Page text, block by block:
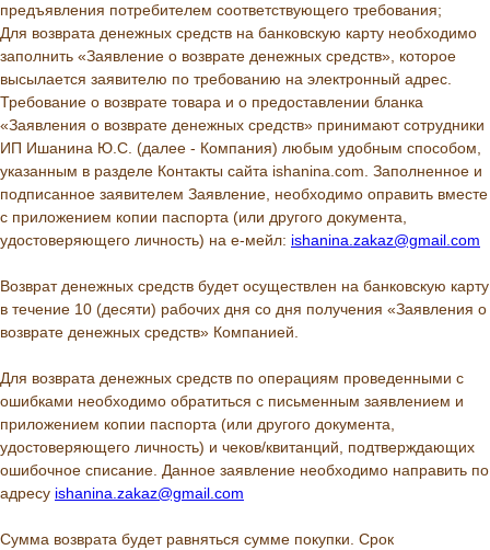
предъявления потребителем соответствующего требования;
Для возврата денежных средств на банковскую карту необходимо
заполнить «Заявление о возврате денежных средств», которое
высылается заявителю по требованию на электронный адрес.
Требование о возврате товара и о предоставлении бланка
«Заявления о возврате денежных средств» принимают сотрудники
ИП Ишанина Ю.С. (далее - Компания) любым удобным способом,
указанным в разделе Контакты сайта ishanina.com. Заполненное и
подписанное заявителем Заявление, необходимо оправить вместе
с приложением копии паспорта (или другого документа,
удостоверяющего личность) на е-мейл: ishanina.zakaz@gmail.com
Возврат денежных средств будет осуществлен на банковскую карту
в течение 10 (десяти) рабочих дня со дня получения «Заявления о
возврате денежных средств» Компанией.
Для возврата денежных средств по операциям проведенными с
ошибками необходимо обратиться с письменным заявлением и
приложением копии паспорта (или другого документа,
удостоверяющего личность) и чеков/квитанций, подтверждающих
ошибочное списание. Данное заявление необходимо направить по
адресу ishanina.zakaz@gmail.com
Сумма возврата будет равняться сумме покупки. Срок